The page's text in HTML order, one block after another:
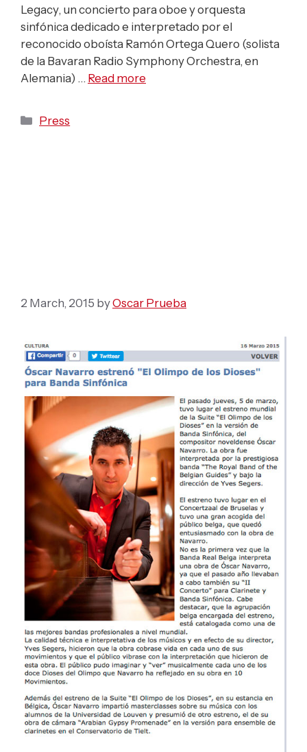
Legacy, un concierto para oboe y orquesta
sinfónica dedicado e interpretado por el
reconocido oboísta Ramón Ortega Quero (solista
de la Bavaran Radio Symphony Orchestra, en
Alemania) … Read more
Categories
Press
2 March, 2015 byOscar Prueba